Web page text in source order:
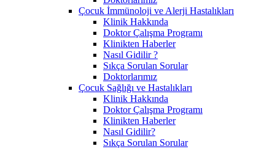
Çocuk İmmünoloji ve Alerji Hastalıkları
Klinik Hakkında
Doktor Çalışma Programı
Klinikten Haberler
Nasıl Gidilir ?
Sıkça Sorulan Sorular
Doktorlarımız
Çocuk Sağlığı ve Hastalıkları
Klinik Hakkında
Doktor Çalışma Programı
Klinikten Haberler
Nasıl Gidilir?
Sıkça Sorulan Sorular